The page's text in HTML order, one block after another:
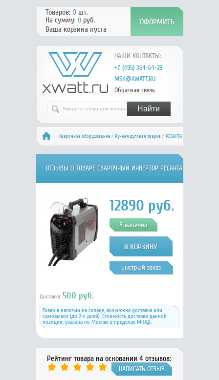
НАШИ КОНТАКТЫ:
+7 (495) 364-64-29
MSK@XWATT.RU
Обратная связь
Товаров: 0шт.
На сумму: 0руб.
Ваша корзина пуста
Сварочное оборудование/ Ручная дуговая сварка / РЕСАНТА
САИ-250ПН/ Отзывы
ОТЗЫВЫ О ТОВАРЕ СВАРОЧНЫЙ ИНВЕРТОР РЕСАНТА
САИ-250ПН 65/21 12890 руб.
В наличии
Быстрый заказ
Доставка: 500 руб.
Товар в наличии на складе, возможна доставка или
самовывоз (до 2-х дней). Стоимость доставки данной
позиции, указана по Москве в пределах МКАД.
Рейтинг товара на основании 4 отзывов:
НАПИСАТЬ ОТЗЫВ